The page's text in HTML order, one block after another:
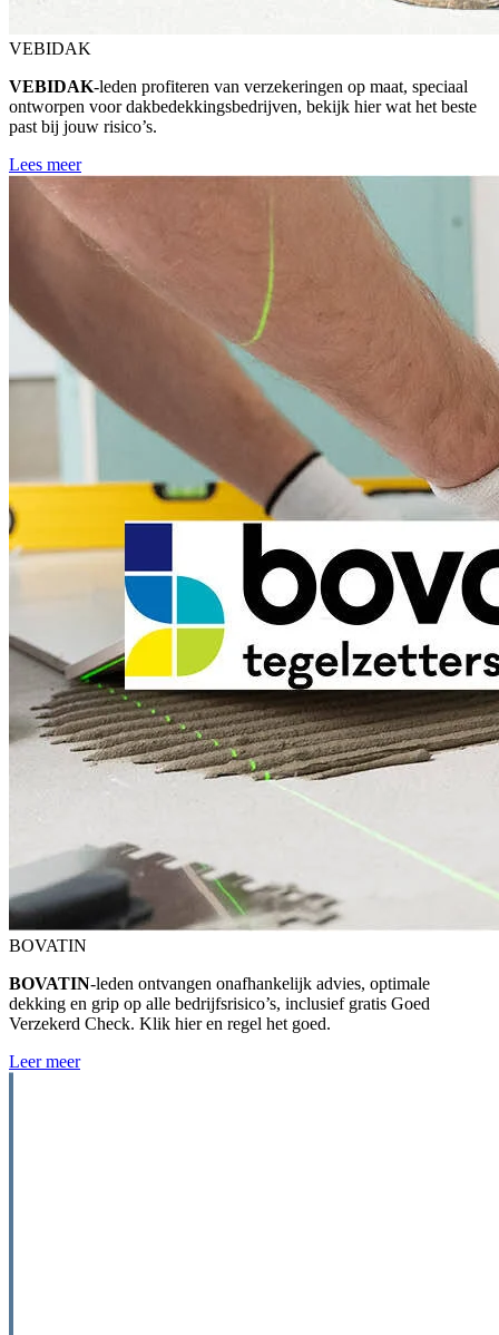
VEBIDAK
VEBIDAK‑leden profiteren van verzekeringen op maat, speciaal
ontworpen voor dakbedekkingsbedrijven, bekijk hier wat het beste
past bij jouw risico’s.
Lees meer
BOVATIN
BOVATIN‑leden ontvangen onafhankelijk advies, optimale
dekking en grip op alle bedrijfsrisico’s, inclusief gratis Goed
Verzekerd Check. Klik hier en regel het goed.
Leer meer